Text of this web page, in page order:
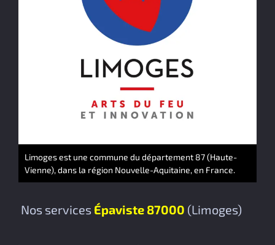
Nos services Épaviste 87000 (Limoges)
Limoges est une commune du département 87 (Haute-
Vienne), dans la région Nouvelle-Aquitaine, en France.